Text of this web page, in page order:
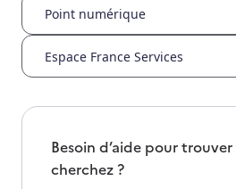
Point numérique
Espace France Services
Besoin d’aide pour
cherchez ?